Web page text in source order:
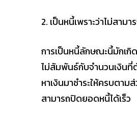
2. เป็นหนี้เพราะว่าไม่สาม
การเป็นหนี้ลักษณะนี้มักเกิ
ไม่สัมพันธ์กับจำนวนเงินที่
หาเงินมาชำระให้ครบตาม
สามารถปิดยอดหนี้ได้เร็ว